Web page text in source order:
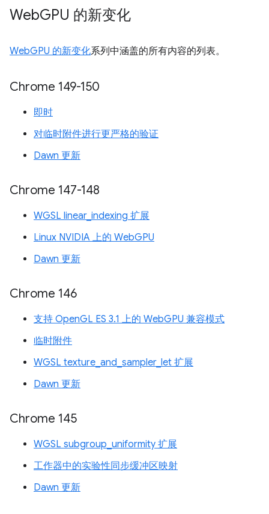
WebGPU 的新变化
WebGPU 的新变化系列中涵盖的所有内容的列表。
Chrome 149-150
即时
对临时附件进行更严格的验证
Dawn 更新
Chrome 147-148
WGSL linear_indexing 扩展
Linux NVIDIA 上的 WebGPU
Dawn 更新
Chrome 146
支持 OpenGL ES 3.1 上的 WebGPU 兼容模式
临时附件
WGSL texture_and_sampler_let 扩展
Dawn 更新
Chrome 145
WGSL subgroup_uniformity 扩展
工作器中的实验性同步缓冲区映射
Dawn 更新